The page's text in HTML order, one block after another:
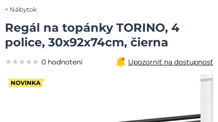
Nábytok
Regál na topánky TORINO, 4
police, 30x92x74cm, čierna
NOVINKA
★★★★★
★★★★★
★★★★★ 0 hodnotení Upozorniť na dostupnosť